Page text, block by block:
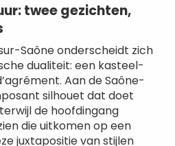
twee gezichten,
Saône onderscheidt zich
dualiteit: een kasteel-
Aan de Saône-
silhouet dat doet
de hoofdingang
die uitkomen op een
juxtapositie van stijlen